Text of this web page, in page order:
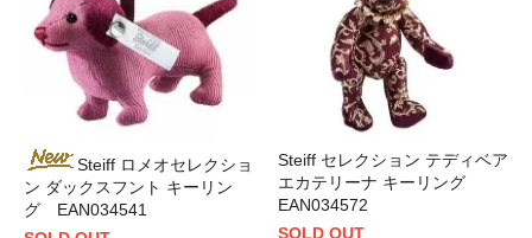
Steiff ロメオセレクショ
ン ダックスフント キーリン
グ EAN034541
Steiff セレクション テディベア
エカテリーナ キーリング
EAN034572
SOLD OUT